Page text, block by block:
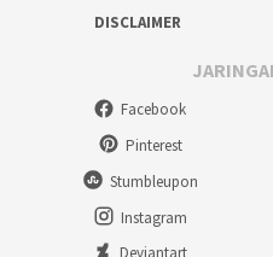
DISCLAIMER
Facebook
Pinterest
Stumbleupon
Instagram